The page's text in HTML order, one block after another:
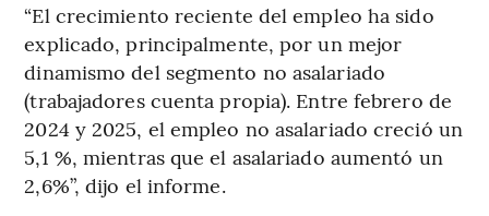
“El crecimiento reciente del empleo ha sido
explicado, principalmente, por un mejor
dinamismo del segmento no asalariado
(trabajadores cuenta propia). Entre febrero de
2024 y 2025, el empleo no asalariado creció un
5,1 %, mientras que el asalariado aumentó un
2,6%”, dijo el informe.